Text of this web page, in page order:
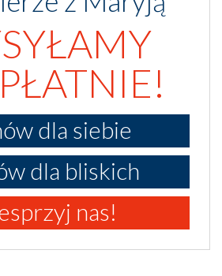
dla siebie
dla bliskich
nas!